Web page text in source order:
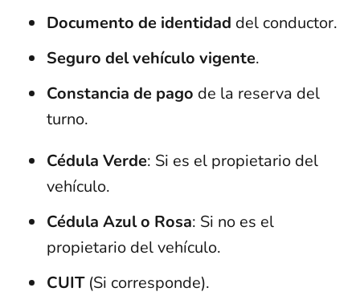
Documento de identidad del conductor.
Seguro del vehículo vigente.
Constancia de pago de la reserva del
turno.
Cédula Verde: Si es el propietario del
vehículo.
Cédula Azul o Rosa: Si no es el
propietario del vehículo.
CUIT(Si corresponde).